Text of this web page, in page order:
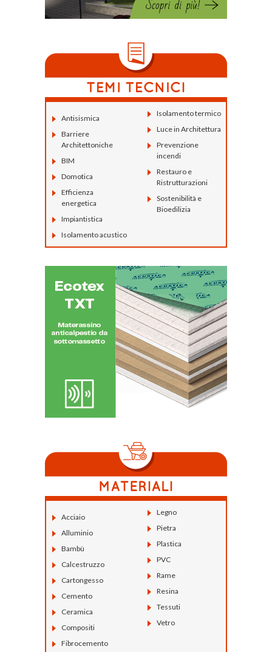
Antisismica
Barriere
Architettoniche
BIM
Domotica
Efficienza
energetica
Impiantistica
Isolamento acustico
Isolamento termico
Luce in Architettura
Prevenzione
incendi
Restauro e
Ristrutturazioni
Sostenibilità e
Bioedilizia
Acciaio
Alluminio
Bambù
Calcestruzzo
Cartongesso
Cemento
Ceramica
Compositi
Fibrocemento
Legno
Pietra
Plastica
PVC
Rame
Resina
Tessuti
Vetro